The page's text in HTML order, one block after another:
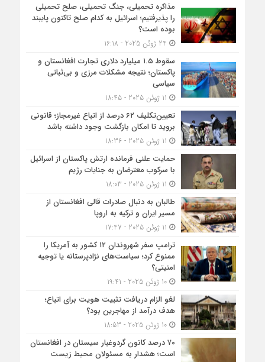
مذاکره تحمیلی، جنگ تحمیلی، صلح تحمیلی
را پذیرفتیم؛ اسرائیل به کدام صلح تاکنون پایبند
بوده است؟
سقوط ۱.۵ میلیارد دلاری تجارت افغانستان و
پاکستان؛ نتیجه مشکلات مرزی و بی‌ثباتی
سیاسی
تعیین‌تکلیف ۶۲ درصد از اتباع غیرمجاز؛ قانونی
بروید تا امکان بازگشت وجود داشته باشد
حمایت علنی فرمانده ارتش پاکستان از اسرائیل
با سرکوب معترضان به جنایات رژیم
طالبان به دنبال صادرات قالی افغانستان از
مسیر ایران و ترکیه به اروپا
ترامپ سفر شهروندان ۱۲ کشور به آمریکا را
ممنوع کرد؛ سیاست‌های نژادپرستانه یا توجیه
امنیتی؟
10 ژوئن 2025 - 19:41
لغو الزام دریافت تثبیت هویت برای اتباع؛
هدف درآمد از مهاجرین بود؟
10 ژوئن 2025 - 18:53
۷۰ درصد کانون گردوغبار سیستان در افغانستان
است؛ هشدار به مسئولان محیط زیست